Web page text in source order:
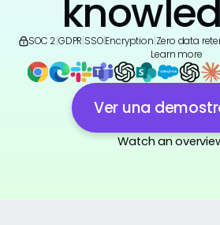
SOC 2 GDPR SSO|Encryption Zero data
Learn more
Ver una
Watch an